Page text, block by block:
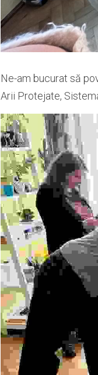
Ne-am bucurat să
Arii Protejate,